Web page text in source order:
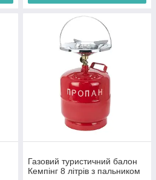
Газовий туристичний балон
Кемпінг 8 літрів з пальником